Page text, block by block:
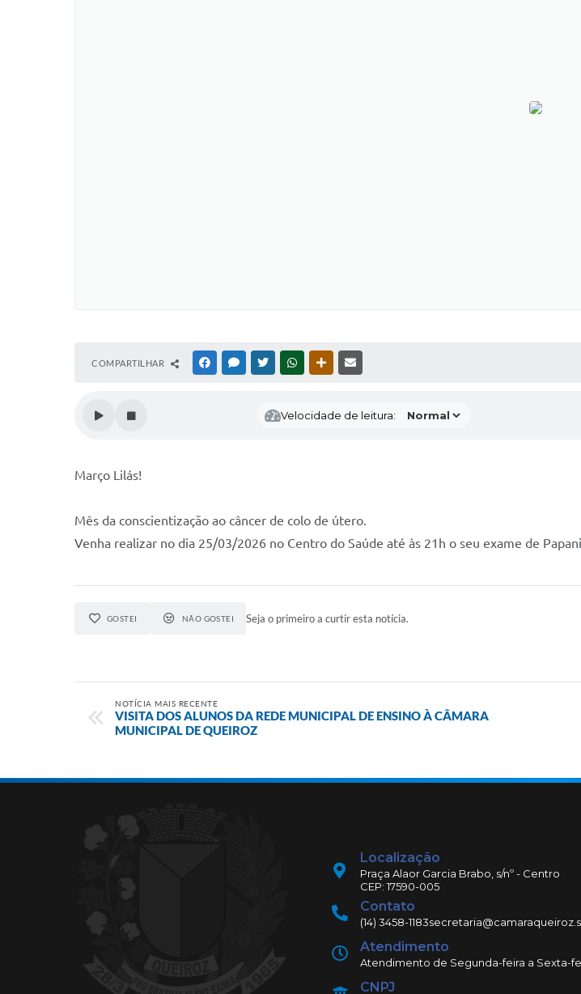
COMPARTILHAR FACEBOOKMESSENGER
TWITTERWHATSAPPOUTRAS MÍDIAS
Velocidade de leitura:
Março Lilás!
Mês da conscientização ao câncer de colo de útero.
Venha realizar no dia 25/03/2026 no Centro do Saúde até às 21h o seu exame de
GOSTEI NÃO GOSTEI Seja o primeiro a curtir esta notícia.
NOTÍCIA MAIS RECENTE
VISITA DOS ALUNOS DA REDE MUNICIPAL DE ENSINO À CÂMARA
MUNICIPAL DE QUEIROZ
Localização
Praça Alaor Garcia Brabo, s/nº - Centro
CEP: 17590-005
Contato
(14) 3458-1183
Atendimento
Atendimento de Segunda-feira a Sexta-
CNPJ